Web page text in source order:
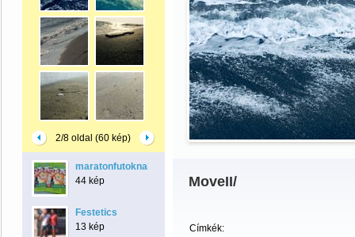
2/8 oldal (60 kép)
maratonfutoknak
44 kép
Festetics
13 kép
MoveII/
Címkék: